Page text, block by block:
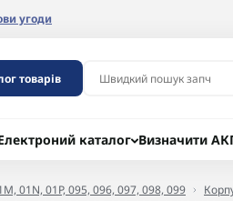
угоди
товарів
каталог Визначити
01N, 01P, 095, 096, 097, 098, 099